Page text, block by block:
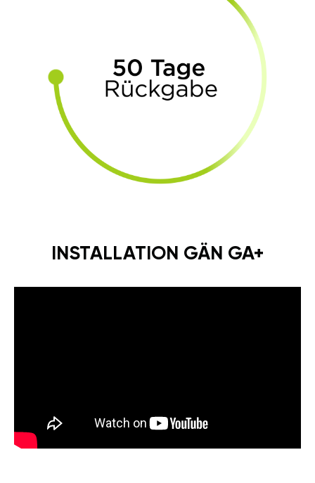
INSTALLATION GÄN GA+